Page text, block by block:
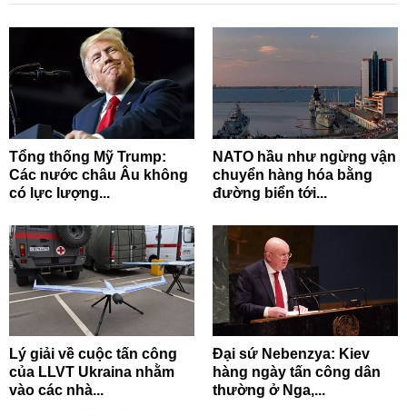
Tổng thống Mỹ Trump:
Các nước châu Âu không
có lực lượng...
NATO hầu như ngừng vận
chuyển hàng hóa bằng
đường biển tới...
Lý giải về cuộc tấn công
của LLVT Ukraina nhằm
vào các nhà...
Đại sứ Nebenzya: Kiev
hàng ngày tấn công dân
thường ở Nga,...